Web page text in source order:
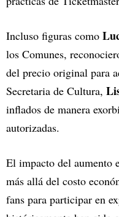
Incluso figuras como
los Comunes,
del precio original para
Secretaria de Cultura,
inflados de manera
autorizadas.
El impacto del aumento
más allá del costo
fans para participar en